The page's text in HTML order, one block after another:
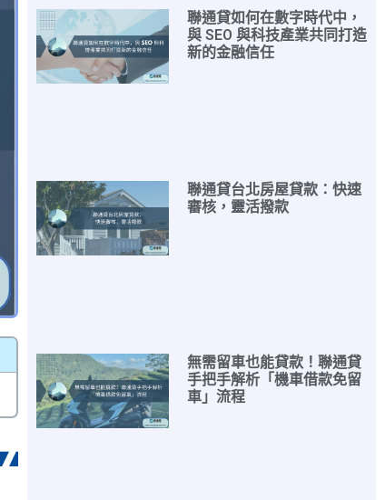
聯通貸如何在數字時代中，
與 SEO 與科技產業共同打造
新的金融信任
聯通貸台北房屋貸款：快速
審核，靈活撥款
無需留車也能貸款！聯通貸
手把手解析「機車借款免留
車」流程